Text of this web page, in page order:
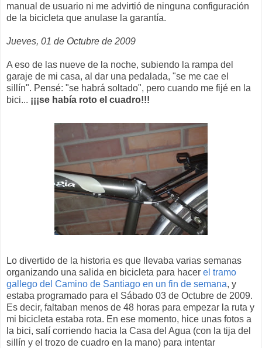
manual de usuario ni me advirtió de ninguna configuración
de la bicicleta que anulase la garantía.
Jueves, 01 de Octubre de 2009
A eso de las nueve de la noche, subiendo la rampa del
garaje de mi casa, al dar una pedalada, "se me cae el
sillín". Pensé: "se habrá soltado", pero cuando me fijé en la
bici... ¡¡¡se había roto el cuadro!!!
Lo divertido de la historia es que llevaba varias semanas
organizando una salida en bicicleta para hacer el tramo
gallego del Camino de Santiago en un fin de semana, y
estaba programado para el Sábado 03 de Octubre de 2009.
Es decir, faltaban menos de 48 horas para empezar la ruta y
mi bicicleta estaba rota. En ese momento, hice unas fotos a
la bici, salí corriendo hacia la Casa del Agua (con la tija del
sillín y el trozo de cuadro en la mano) para intentar